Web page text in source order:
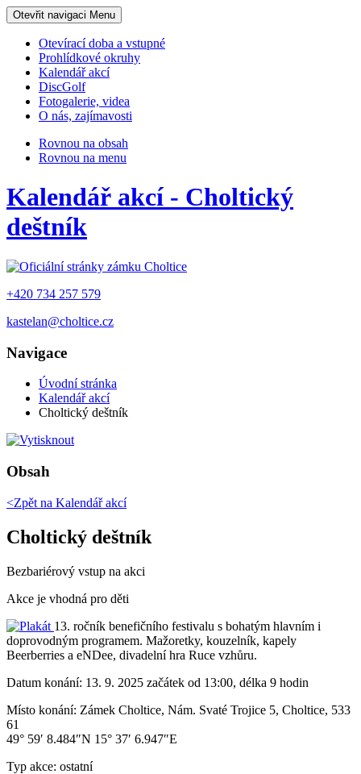
Otevřit navigaci Menu
Otevírací doba a vstupné
Prohlídkové okruhy
Kalendář akcí
DiscGolf
Fotogalerie, videa
O nás, zajímavosti
Rovnou na obsah
Rovnou na menu
Kalendář akcí - Choltický
deštník
+420 734 257 579
kastelan@choltice.cz
Navigace
Úvodní stránka
Kalendář akcí
Choltický deštník
Obsah
<Zpět na Kalendář akcí
Choltický deštník
Bezbariérový vstup na akci
Akce je vhodná pro děti
13. ročník benefičního festivalu s bohatým hlavním i
doprovodným programem. Mažoretky, kouzelník, kapely
Beerberries a eNDee, divadelní hra Ruce vzhůru.
Datum konání: 13. 9. 2025 začátek od 13:00, délka 9 hodin
Místo konání: Zámek Choltice, Nám. Svaté Trojice 5, Choltice, 533
61
49° 59′ 8.484″N 15° 37′ 6.947″E
Typ akce: ostatní